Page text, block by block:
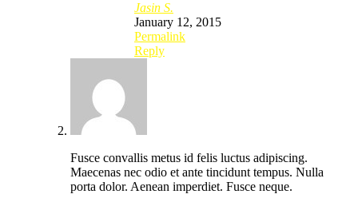
Jasin S.
January 12, 2015
Permalink
Reply
Fusce convallis metus id felis luctus adipiscing.
Maecenas nec odio et ante tincidunt tempus. Nulla
porta dolor. Aenean imperdiet. Fusce neque.